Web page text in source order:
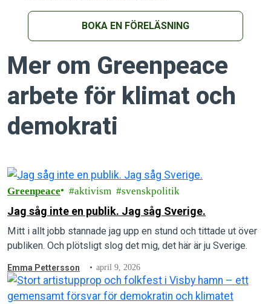
BOKA EN FÖRELÄSNING
Mer om Greenpeace
arbete för klimat och
demokrati
Greenpeace aktivism svenskpolitik
Jag såg inte en publik. Jag såg Sverige.
Mitt i allt jobb stannade jag upp en stund och tittade ut över
publiken. Och plötsligt slog det mig, det här är ju Sverige.
Emma Pettersson april 9, 2026